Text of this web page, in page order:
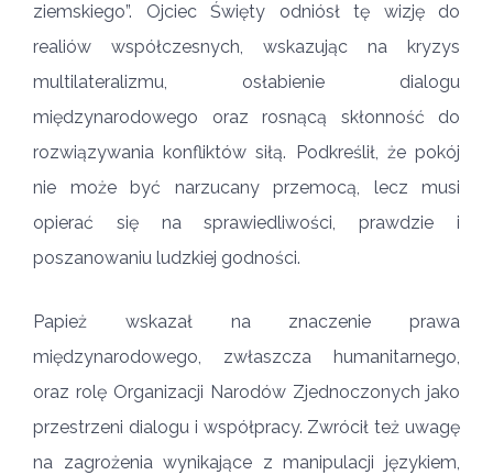
ziemskiego”. Ojciec Święty odniósł tę wizję do
realiów współczesnych, wskazując na kryzys
multilateralizmu, osłabienie dialogu
międzynarodowego oraz rosnącą skłonność do
rozwiązywania konfliktów siłą. Podkreślił, że pokój
nie może być narzucany przemocą, lecz musi
opierać się na sprawiedliwości, prawdzie i
poszanowaniu ludzkiej godności.
Papież wskazał na znaczenie prawa
międzynarodowego, zwłaszcza humanitarnego,
oraz rolę Organizacji Narodów Zjednoczonych jako
przestrzeni dialogu i współpracy. Zwrócił też uwagę
na zagrożenia wynikające z manipulacji językiem,